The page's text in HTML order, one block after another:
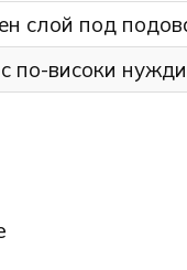
слой под
по-високи